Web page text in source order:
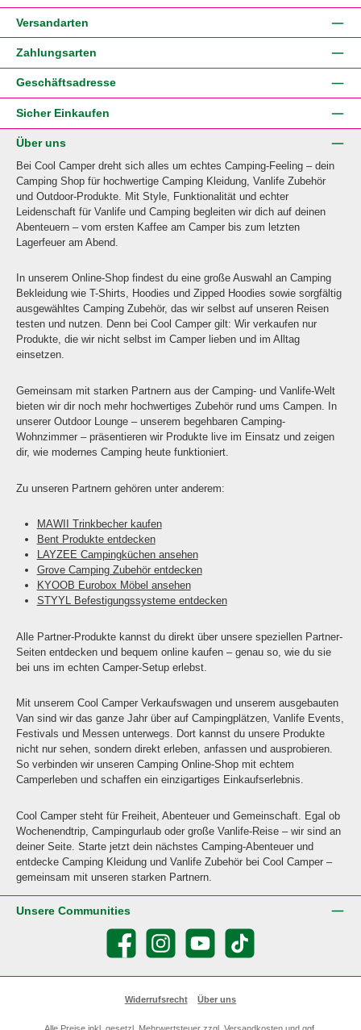
Versandarten
Zahlungsarten
Geschäftsadresse
Sicher Einkaufen
Über uns
Bei Cool Camper dreht sich alles um echtes Camping-Feeling – dein
Camping Shop für hochwertige Camping Kleidung, Vanlife Zubehör
und Outdoor-Produkte. Mit Style, Funktionalität und echter
Leidenschaft für Vanlife und Camping begleiten wir dich auf deinen
Abenteuern – vom ersten Kaffee am Camper bis zum letzten
Lagerfeuer am Abend.
In unserem Online-Shop findest du eine große Auswahl an Camping
Bekleidung wie T-Shirts, Hoodies und Zipped Hoodies sowie sorgfältig
ausgewähltes Camping Zubehör, das wir selbst auf unseren Reisen
testen und nutzen. Denn bei Cool Camper gilt: Wir verkaufen nur
Produkte, die wir nicht selbst im Camper lieben und im Alltag
einsetzen.
Gemeinsam mit starken Partnern aus der Camping- und Vanlife-Welt
bieten wir dir noch mehr hochwertiges Zubehör rund ums Campen. In
unserer Outdoor Lounge – unserem begehbaren Camping-
Wohnzimmer – präsentieren wir Produkte live im Einsatz und zeigen
dir, wie modernes Camping heute funktioniert.
Zu unseren Partnern gehören unter anderem:
MAWII Trinkbecher kaufen
Bent Produkte entdecken
LAYZEE Campingküchen ansehen
Grove Camping Zubehör entdecken
KYOOB Eurobox Möbel ansehen
STYYL Befestigungssysteme entdecken
Alle Partner-Produkte kannst du direkt über unsere speziellen Partner-
Seiten entdecken und bequem online kaufen – genau so, wie du sie
bei uns im echten Camper-Setup erlebst.
Mit unserem Cool Camper Verkaufswagen und unserem ausgebauten
Van sind wir das ganze Jahr über auf Campingplätzen, Vanlife Events,
Festivals und Messen unterwegs. Dort kannst du unsere Produkte
nicht nur sehen, sondern direkt erleben, anfassen und ausprobieren.
So verbinden wir unseren Camping Online-Shop mit echtem
Camperleben und schaffen ein einzigartiges Einkaufserlebnis.
Cool Camper steht für Freiheit, Abenteuer und Gemeinschaft. Egal ob
Wochenendtrip, Campingurlaub oder große Vanlife-Reise – wir sind an
deiner Seite. Starte jetzt dein nächstes Camping-Abenteuer und
entdecke Camping Kleidung und Vanlife Zubehör bei Cool Camper –
gemeinsam mit unseren starken Partnern.
Unsere Communities
Facebook Instagram YouTube TikTok
Widerrufsrecht Über uns